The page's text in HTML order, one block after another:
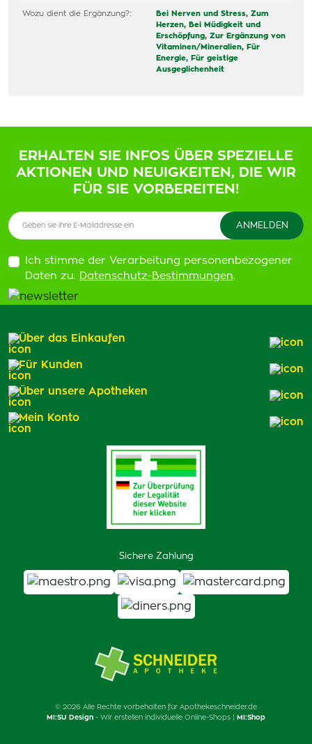
Wozu dient die Ergänzung?: Bei Nerven und Stress, Zum
Herzen, Bei Müdigkeit und
Erschöpfung, Zur Ergänzung von
Vitaminen/Mineralien, Für
Energie, Für geistige
Ausgeglichenheit
ERHALTEN SIE INFOS ÜBER SPEZIELLE
AKTIONEN UND NEUIGKEITEN, DIE WIR
FÜR SIE VORBEREITEN!
Ich stimme der Verarbeitung personenbezogener
Daten zu. Datenschutz-Bestimmungen.
Sichere Zahlung
Über das Einkaufen
Für Kunden
Über unsere Apotheken
Mein Konto
© 2026 Alle Rechte vorbehalten für Apothekeschneider.de
MI:SU Design - Wir erstellen individuelle Online-Shops | MI:Shop